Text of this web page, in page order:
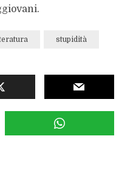
stupidità